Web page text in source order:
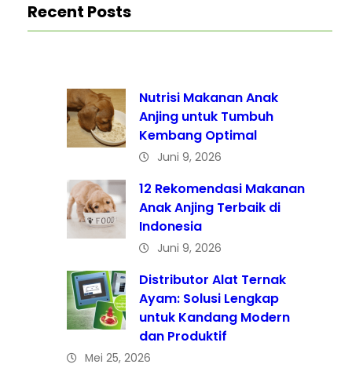
Recent Posts
Nutrisi Makanan Anak
Anjing untuk Tumbuh
Kembang Optimal
Juni 9, 2026
12 Rekomendasi Makanan
Anak Anjing Terbaik di
Indonesia
Juni 9, 2026
Distributor Alat Ternak
Ayam: Solusi Lengkap
untuk Kandang Modern
dan Produktif
Mei 25, 2026